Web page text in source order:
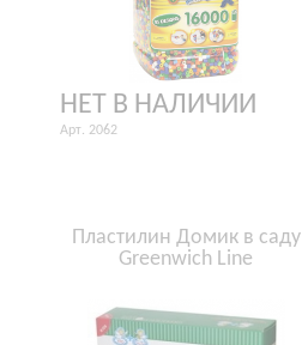
НЕТ В НАЛИЧИИ
Арт. 2062
Пластилин Домик в саду
Greenwich Line